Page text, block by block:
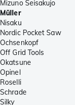
Mizuno Seisakujo
Müller
Nisaku
Nordic Pocket Saw
Ochsenkopf
Off Grid Tools
Okatsune
Opinel
Roselli
Schrade
Silky